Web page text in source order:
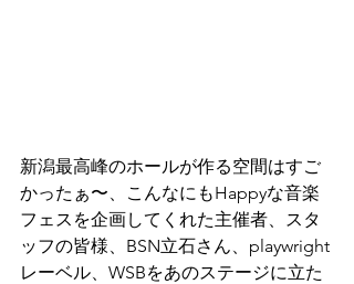
新潟最高峰のホールが作る空間はすご
かったぁ〜、こんなにもHappyな音楽
フェスを企画してくれた主催者、スタ
ッフの皆様、BSN立石さん、playwright
レーベル、WSBをあのステージに立た